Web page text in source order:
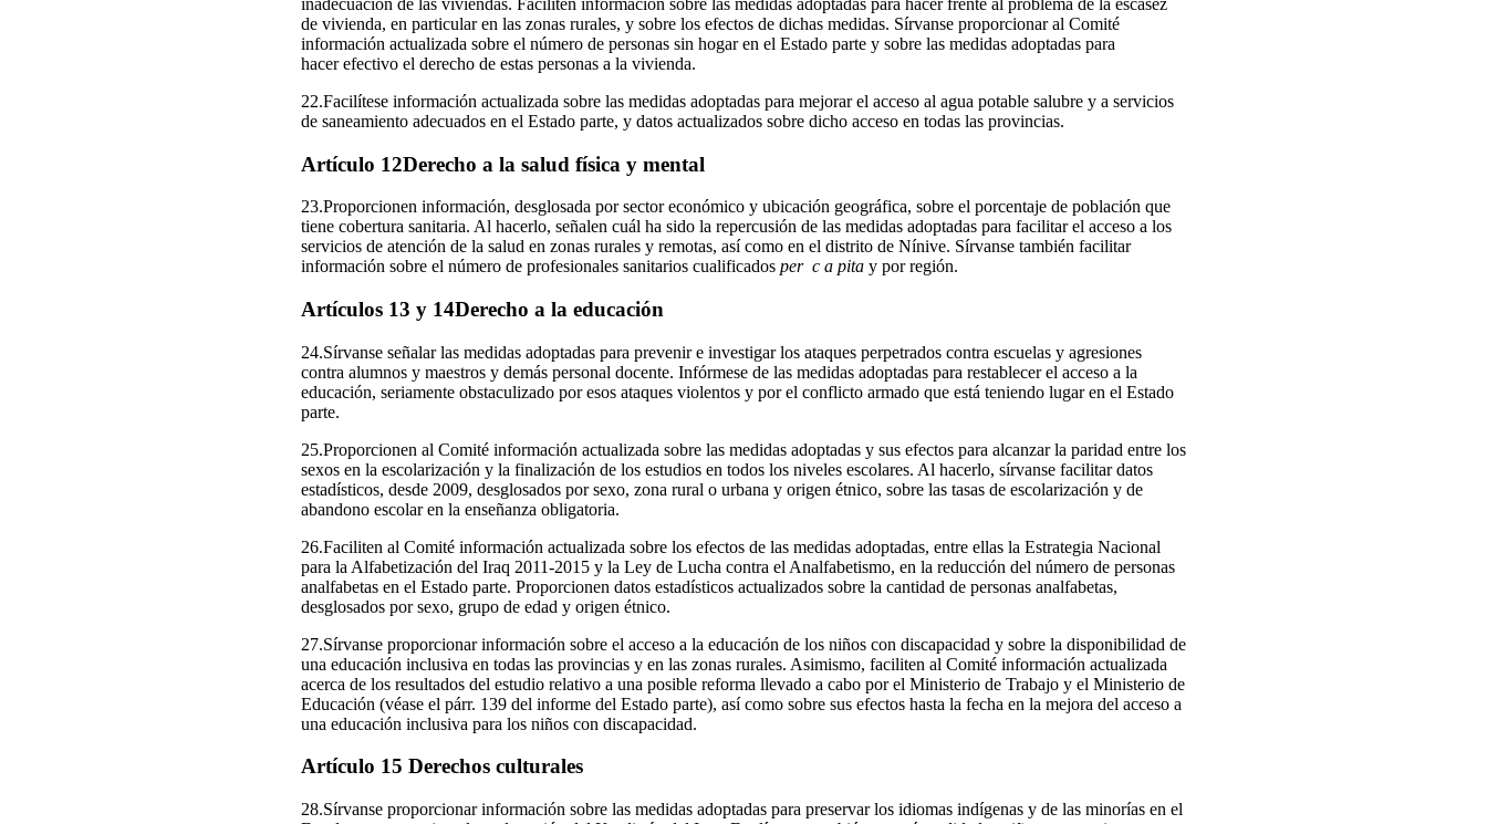
de vivienda, en particular en las zonas rurales, y sobre los efectos de dichas medidas. Sírvanse proporcionar al Comité
información actualizada sobre el número de personas sin hogar en el Estado parte y sobre las medidas adoptadas para
hacer efectivo el derecho de estas personas a la vivienda.
22.Facilítese información actualizada sobre las medidas adoptadas para mejorar el acceso al agua potable salubre y a servicios
de saneamiento adecuados en el Estado parte, y datos actualizados sobre dicho acceso en todas las provincias.
Artículo 12Derecho a la salud física y mental
23.Proporcionen información, desglosada por sector económico y ubicación geográfica, sobre el porcentaje de población que
tiene cobertura sanitaria. Al hacerlo, señalen cuál ha sido la repercusión de las medidas adoptadas para facilitar el acceso a los
servicios de atención de la salud en zonas rurales y remotas, así como en el distrito de Nínive. Sírvanse también facilitar
información sobre el número de profesionales sanitarios cualificados per c a pita y por región.
Artículos 13 y 14Derecho a la educación
24.Sírvanse señalar las medidas adoptadas para prevenir e investigar los ataques perpetrados contra escuelas y agresiones
contra alumnos y maestros y demás personal docente. Infórmese de las medidas adoptadas para restablecer el acceso a la
educación, seriamente obstaculizado por esos ataques violentos y por el conflicto armado que está teniendo lugar en el Estado
parte.
25.Proporcionen al Comité información actualizada sobre las medidas adoptadas y sus efectos para alcanzar la paridad entre los
sexos en la escolarización y la finalización de los estudios en todos los niveles escolares. Al hacerlo, sírvanse facilitar datos
estadísticos, desde 2009, desglosados por sexo, zona rural o urbana y origen étnico, sobre las tasas de escolarización y de
abandono escolar en la enseñanza obligatoria.
26.Faciliten al Comité información actualizada sobre los efectos de las medidas adoptadas, entre ellas la Estrategia Nacional
para la Alfabetización del Iraq 2011-2015 y la Ley de Lucha contra el Analfabetismo, en la reducción del número de personas
analfabetas en el Estado parte. Proporcionen datos estadísticos actualizados sobre la cantidad de personas analfabetas,
desglosados por sexo, grupo de edad y origen étnico.
27.Sírvanse proporcionar información sobre el acceso a la educación de los niños con discapacidad y sobre la disponibilidad de
una educación inclusiva en todas las provincias y en las zonas rurales. Asimismo, faciliten al Comité información actualizada
acerca de los resultados del estudio relativo a una posible reforma llevado a cabo por el Ministerio de Trabajo y el Ministerio de
Educación (véase el párr. 139 del informe del Estado parte), así como sobre sus efectos hasta la fecha en la mejora del acceso a
una educación inclusiva para los niños con discapacidad.
Artículo 15 Derechos culturales
28.Sírvanse proporcionar información sobre las medidas adoptadas para preservar los idiomas indígenas y de las minorías en el